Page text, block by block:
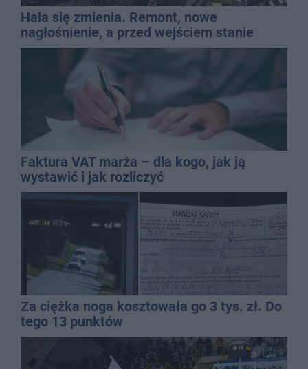
Hala się zmienia. Remont, nowe
nagłośnienie, a przed wejściem stanie
QEMETICA ARENA
Faktura VAT marża – dla kogo, jak ją
wystawić i jak rozliczyć
Za ciężka noga kosztowała go 3 tys. zł. Do
tego 13 punktów